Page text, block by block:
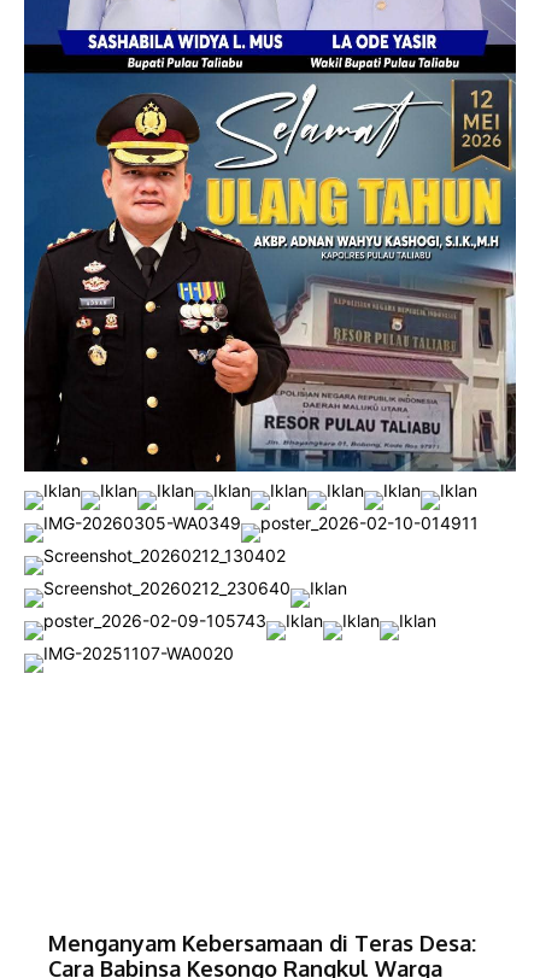
Menganyam Kebersamaan di Teras Desa:
Cara Babinsa Kesongo Rangkul Warga